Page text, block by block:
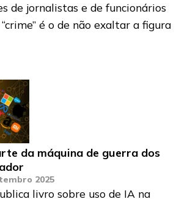
de jornalistas e de funcionários
é o de não exaltar a figura
da máquina de guerra dos
2025
livro sobre uso de IA na